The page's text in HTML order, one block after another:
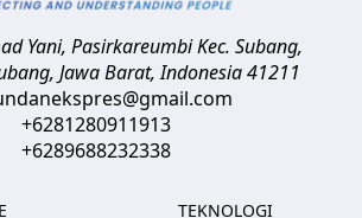
Yani, Pasirkareumbi Kec. Subang,
Jawa Barat,Indonesia41211
+6281280911913
+6289688232338
TEKNOLOGI